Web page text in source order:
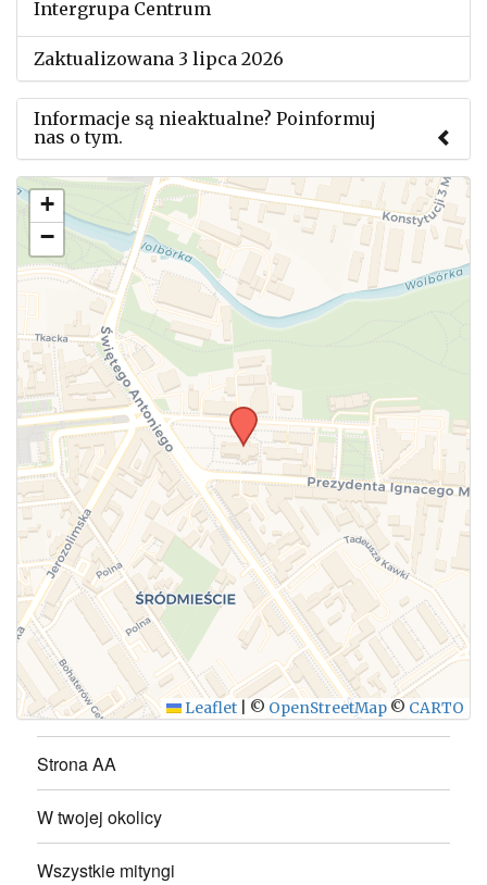
Intergrupa Centrum
Zaktualizowana 3 lipca 2026
Informacje są nieaktualne? Poinformuj
nas o tym.
Użyj tego formularza aby przesłać informację o
zmianach w powyższym mityngu.
WYŚLIJ
+
−
Leaflet © OpenStreetMap © CARTO
Strona AA
W twojej okolicy
Wszystkie mityngi